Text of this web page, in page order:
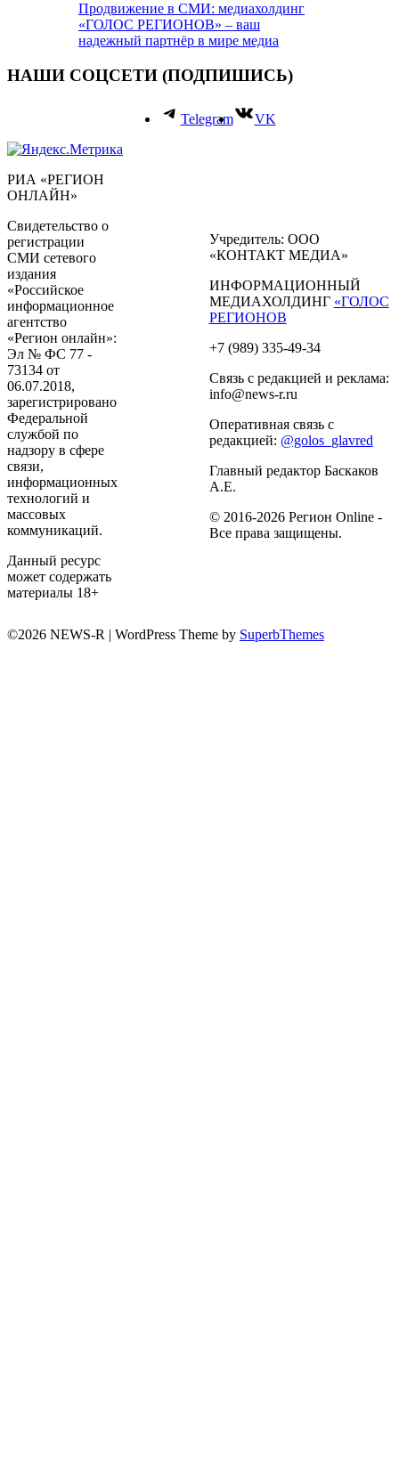
Продвижение в СМИ: медиахолдинг
«ГОЛОС РЕГИОНОВ» – ваш
надежный партнёр в мире медиа
НАШИ СОЦСЕТИ (ПОДПИШИСЬ)
Telegram VK
РИА «РЕГИОН
ОНЛАЙН»
Свидетельство о
регистрации
СМИ сетевого
издания
«Российское
информационное
агентство
«Регион онлайн»:
Эл № ФС 77 -
73134 от
06.07.2018,
зарегистрировано
Федеральной
службой по
надзору в сфере
связи,
информационных
технологий и
массовых
коммуникаций.
Данный ресурс
может содержать
материалы 18+
Учредитель: ООО
«КОНТАКТ МЕДИА»
ИНФОРМАЦИОННЫЙ
МЕДИАХОЛДИНГ «ГОЛОС
РЕГИОНОВ
+7 (989) 335-49-34
Связь с редакцией и реклама:
info@news-r.ru
Оперативная связь с
редакцией: @golos_glavred
Главный редактор Баскаков
А.Е.
© 2016-2026 Регион Online -
Все права защищены.
©2026 NEWS-R | WordPress Theme by SuperbThemes